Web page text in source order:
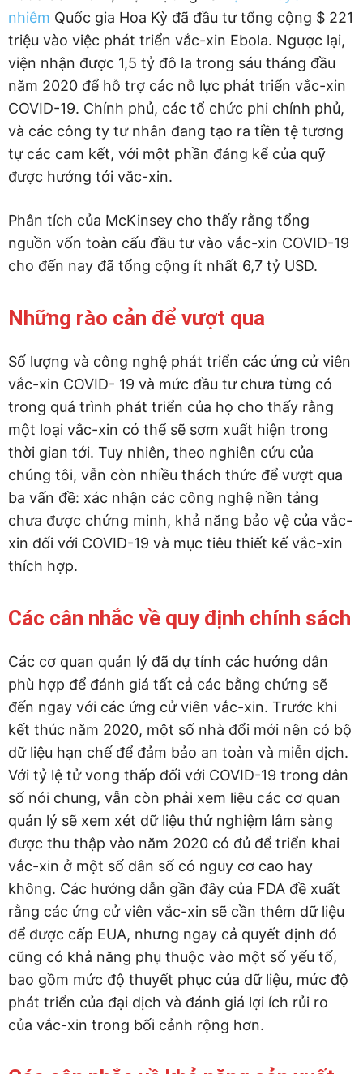
nhiễm Quốc gia Hoa Kỳ đã đầu tư tổng cộng $ 221
triệu vào việc phát triển vắc-xin Ebola. Ngược lại,
viện nhận được 1,5 tỷ đô la trong sáu tháng đầu
năm 2020 để hỗ trợ các nỗ lực phát triển vắc-xin
COVID-19. Chính phủ, các tổ chức phi chính phủ,
và các công ty tư nhân đang tạo ra tiền tệ tương
tự các cam kết, với một phần đáng kể của quỹ
được hướng tới vắc-xin.
Phân tích của McKinsey cho thấy rằng tổng
nguồn vốn toàn cấu đầu tư vào vắc-xin COVID-19
cho đến nay đã tổng cộng ít nhất 6,7 tỷ USD.
Những rào cản để vượt qua
Số lượng và công nghệ phát triển các ứng cử viên
vắc-xin COVID- 19 và mức đầu tư chưa từng có
trong quá trình phát triển của họ cho thấy rằng
một loại vắc-xin có thể sẽ sơm xuất hiện trong
thời gian tới. Tuy nhiên, theo nghiên cứu của
chúng tôi, vẫn còn nhiều thách thức để vượt qua
ba vấn đề: xác nhận các công nghệ nền tảng
chưa được chứng minh, khả năng bảo vệ của vắc-
xin đối với COVID-19 và mục tiêu thiết kế vắc-xin
thích hợp.
Các cân nhắc về quy định chính sách
Các cơ quan quản lý đã dự tính các hướng dẫn
phù hợp để đánh giá tất cả các bằng chứng sẽ
đến ngay với các ứng cử viên vắc-xin. Trước khi
kết thúc năm 2020, một số nhà đổi mới nên có bộ
dữ liệu hạn chế để đảm bảo an toàn và miễn dịch.
Với tỷ lệ tử vong thấp đối với COVID-19 trong dân
số nói chung, vẫn còn phải xem liệu các cơ quan
quản lý sẽ xem xét dữ liệu thử nghiệm lâm sàng
được thu thập vào năm 2020 có đủ để triển khai
vắc-xin ở một số dân số có nguy cơ cao hay
không. Các hướng dẫn gần đây của FDA đề xuất
rằng các ứng cử viên vắc-xin sẽ cần thêm dữ liệu
để được cấp EUA, nhưng ngay cả quyết định đó
cũng có khả năng phụ thuộc vào một số yếu tố,
bao gồm mức độ thuyết phục của dữ liệu, mức độ
phát triển của đại dịch và đánh giá lợi ích rủi ro
của vắc-xin trong bối cảnh rộng hơn.